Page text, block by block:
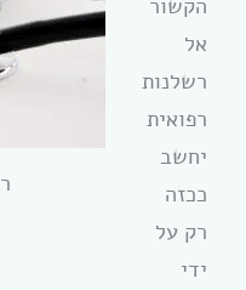
אל
רשלנות
רפואית
יחשב
ככזה
רק על
ידי